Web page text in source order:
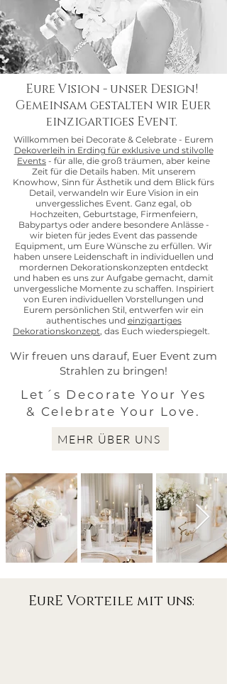
Eure Vision - unser Design!
Gemeinsam gestalten wir Euer
einzigartiges Event.
Willkommen bei Decorate & Celebrate - Eurem
Dekoverleih in Erding für exklusive und stilvolle
Events - für alle, die groß träumen, aber keine
Zeit für die Details haben. Mit unserem
Knowhow, Sinn für Ästhetik und dem Blick fürs
Detail, verwandeln wir Eure Vision in ein
unvergessliches Event. Ganz egal, ob
Hochzeiten, Geburtstage, Firmenfeiern,
Babypartys oder andere besondere Anlässe -
wir bieten für jedes Event das passende
Equipment, um Eure Wünsche zu erfüllen. Wir
haben unsere Leidenschaft in individuellen und
mordernen Dekorationskonzepten entdeckt
und haben es uns zur Aufgabe gemacht, damit
unvergessliche Momente zu schaffen. Inspiriert
von Euren individuellen Vorstellungen und
Eurem persönlichen Stil, entwerfen wir ein
authentisches und einzigartiges
Dekorationskonzept, das Euch wiederspiegelt.
Wir freuen uns darauf, Euer Event zum
Strahlen zu bringen!
Let´s Decorate Your Yes
& Celebrate Your Love.
MEHR ÜBER UNS
​EurE Vorteile mit uns: